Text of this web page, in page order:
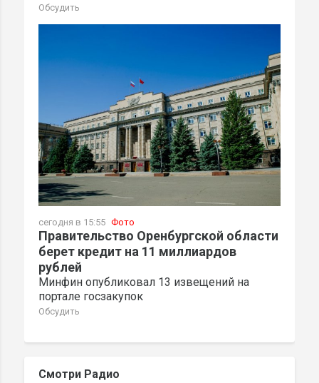
Обсудить
сегодня в 15:55 Фото
Правительство Оренбургской области
берет кредит на 11 миллиардов
рублей
Минфин опубликовал 13 извещений на
портале госзакупок
Обсудить
Смотри Радио